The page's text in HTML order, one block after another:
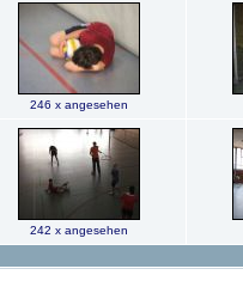
246 x angesehen
242 x angesehen